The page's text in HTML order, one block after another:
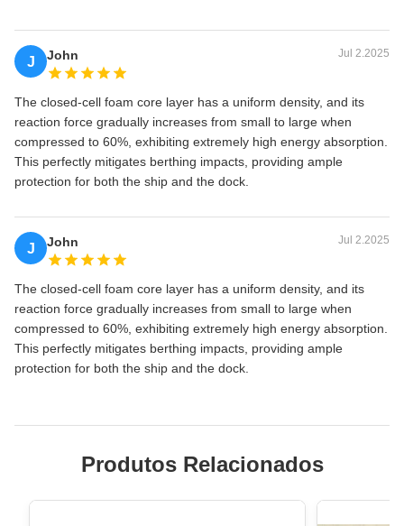
J John Jul 2.2025
The closed-cell foam core layer has a uniform density, and its
reaction force gradually increases from small to large when
compressed to 60%, exhibiting extremely high energy absorption.
This perfectly mitigates berthing impacts, providing ample
protection for both the ship and the dock.
J John Jul 2.2025
The closed-cell foam core layer has a uniform density, and its
reaction force gradually increases from small to large when
compressed to 60%, exhibiting extremely high energy absorption.
This perfectly mitigates berthing impacts, providing ample
protection for both the ship and the dock.
Produtos Relacionados